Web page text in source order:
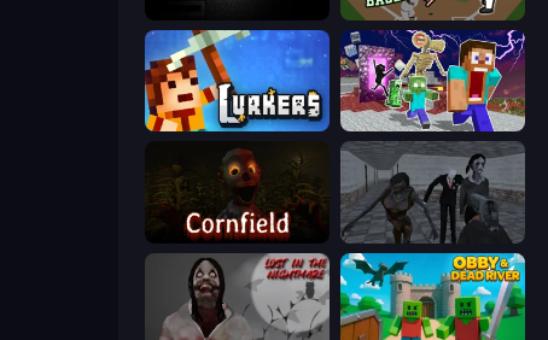
Hotfoot Baseball
Lurkers.io Monster School Herobrine Siren Head
Cornfield Slendrina Must Die: The School